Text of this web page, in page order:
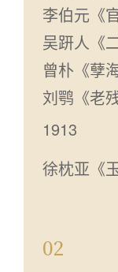
李伯元《
吴趼人《
曾朴《孽
刘鹗《老
1913
徐枕亚《
02